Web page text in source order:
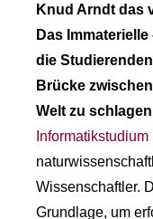
Knud Arndt das
Das
die
Brücke
Welt zu
Informatikstudium
Wissenschaftler.
Grundlage, um